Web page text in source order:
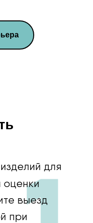
изделий для
оценки
выезд
при